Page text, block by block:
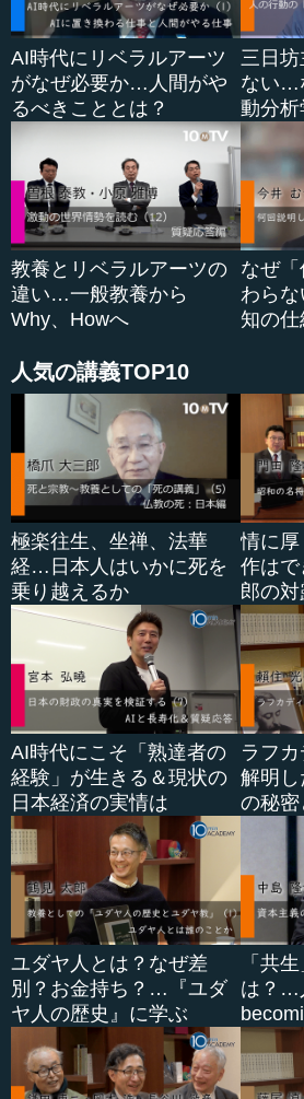
ものは無理だと言っているのです。
AI時代にリベラルアーツ
がなぜ必要か…人間がや
るべきこととは？
三日
ない…
動分析
教養とリベラルアーツの
違い…一般教養から
Why、Howへ
なぜ
わら
知の仕
人気の講義TOP10
極楽往生、坐禅、法華
経…日本人はいかに死を
乗り越えるか
情に厚
作は
郎の対
AI時代にこそ「熟達者の
経験」が生きる＆現状の
日本経済の実情は
ラフ
解明し
の秘
ユダヤ人とは？なぜ差
別？お金持ち？…『ユダ
ヤ人の歴史』に学ぶ
「共
は？…